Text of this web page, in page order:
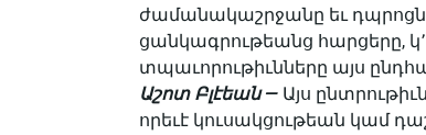
ժամանակաշրջանը եւ
ցանկագրութեանց հարցերը,
տպաւորութիւնները այս
Աշոտ Բլէեան — Այս
որեւէ կուսակցութեան կամ